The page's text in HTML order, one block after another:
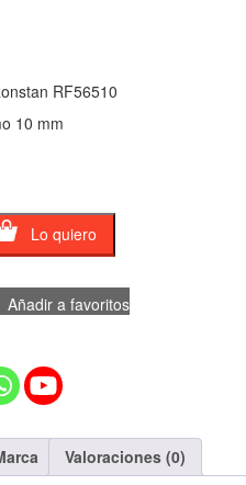
RF56510
10 mm
Lo quiero
Añadir a favoritos
Valoraciones (0)